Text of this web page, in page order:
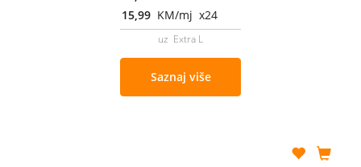
15,99 KM/mj x24
uz Extra L
Saznaj više